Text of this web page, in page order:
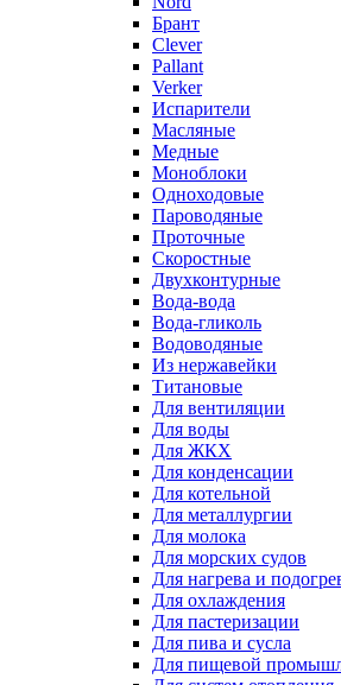
Брант
Clever
Pallant
Verker
Испарители
Масляные
Медные
Моноблоки
Одноходовые
Пароводяные
Проточные
Скоростные
Двухконтурные
Вода-вода
Вода-гликоль
Водоводяные
Из нержавейки
Титановые
Для вентиляции
Для воды
Для ЖКХ
Для конденсации
Для котельной
Для металлургии
Для молока
Для морских судов
Для нагрева и
Для охлаждения
Для пастеризации
Для пива и сусла
Для пищевой